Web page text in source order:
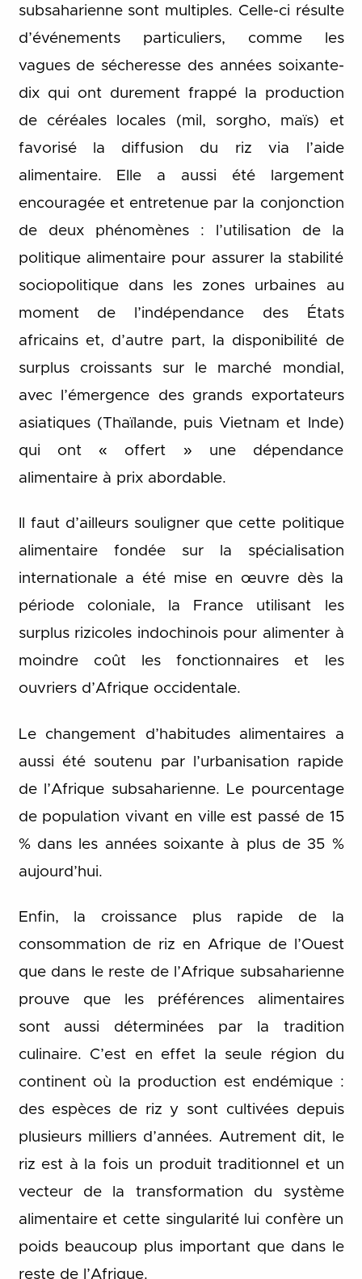
subsaharienne sont multiples. Celle-ci résulte
d’événements particuliers, comme les
vagues de sécheresse des années soixante-
dix qui ont durement frappé la production
de céréales locales (mil, sorgho, maïs) et
favorisé la diffusion du riz via l’aide
alimentaire. Elle a aussi été largement
encouragée et entretenue par la conjonction
de deux phénomènes : l’utilisation de la
politique alimentaire pour assurer la stabilité
sociopolitique dans les zones urbaines au
moment de l’indépendance des États
africains et, d’autre part, la disponibilité de
surplus croissants sur le marché mondial,
avec l’émergence des grands exportateurs
asiatiques (Thaïlande, puis Vietnam et Inde)
qui ont « offert » une dépendance
alimentaire à prix abordable.
Il faut d’ailleurs souligner que cette politique
alimentaire fondée sur la spécialisation
internationale a été mise en œuvre dès la
période coloniale, la France utilisant les
surplus rizicoles indochinois pour alimenter à
moindre coût les fonctionnaires et les
ouvriers d’Afrique occidentale.
Le changement d’habitudes alimentaires a
aussi été soutenu par l’urbanisation rapide
de l’Afrique subsaharienne. Le pourcentage
de population vivant en ville est passé de 15
% dans les années soixante à plus de 35 %
aujourd’hui.
Enfin, la croissance plus rapide de la
consommation de riz en Afrique de l’Ouest
que dans le reste de l’Afrique subsaharienne
prouve que les préférences alimentaires
sont aussi déterminées par la tradition
culinaire. C’est en effet la seule région du
continent où la production est endémique :
des espèces de riz y sont cultivées depuis
plusieurs milliers d’années. Autrement dit, le
riz est à la fois un produit traditionnel et un
vecteur de la transformation du système
alimentaire et cette singularité lui confère un
poids beaucoup plus important que dans le
reste de l’Afrique.